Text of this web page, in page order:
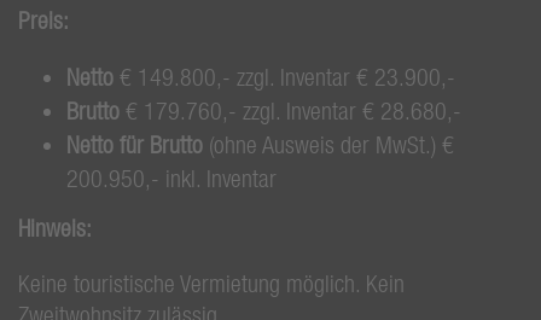
Preis:
Netto € 149.800,- zzgl. Inventar € 23.900,-
Brutto € 179.760,- zzgl. Inventar € 28.680,-
Netto für Brutto (ohne Ausweis der MwSt.) €
200.950,- inkl. Inventar
Hinweis:
Keine touristische Vermietung möglich. Kein
Zweitwohnsitz zulässig.